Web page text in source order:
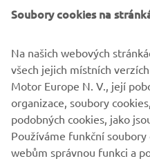
UNLEASH YOUR
GO TO THE
Soubory cookies na
Na našich webových
všech jejich místních
Motor Europe N. V., její
organizace, soubory
podobných cookies, jako
Používáme funkční
webům správnou funkci a